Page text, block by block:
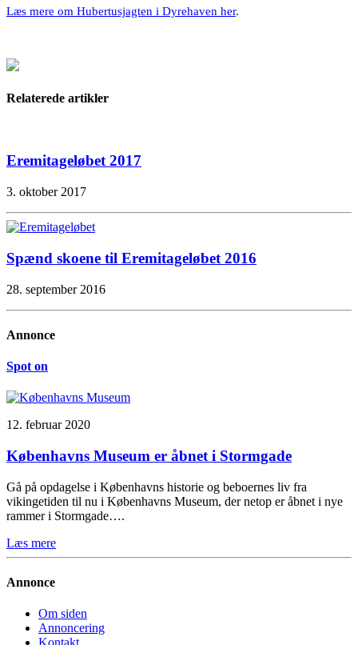
Læs mere om Hubertusjagten i Dyrehaven her.
Relaterede artikler
Eremitageløbet 2017
3. oktober 2017
Spænd skoene til Eremitageløbet 2016
28. september 2016
Annonce
Spot on
12. februar 2020
Københavns Museum er åbnet i Stormgade
Gå på opdagelse i Københavns historie og beboernes liv fra
vikingetiden til nu i Københavns Museum, der netop er åbnet i nye
rammer i Stormgade….
Læs mere
Annonce
Om siden
Annoncering